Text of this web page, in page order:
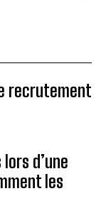
recrutement
d’une
les